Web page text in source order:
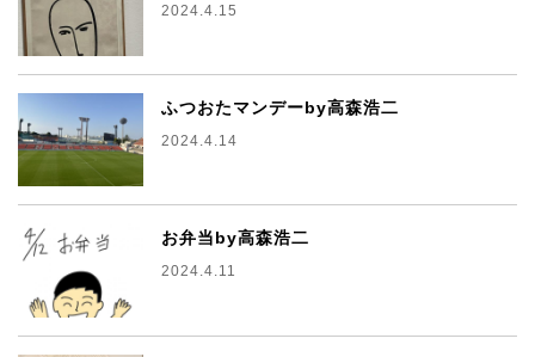
2024.4.15
ふつおたマンデーby高森浩二
2024.4.14
お弁当by高森浩二
2024.4.11